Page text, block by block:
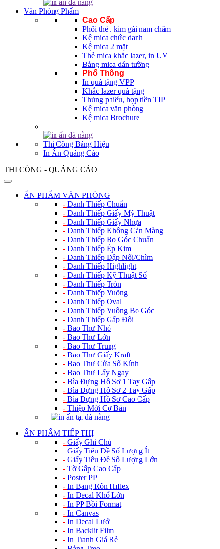
Văn Phòng Phẩm
Cao Cấp
Phôi thẻ , kim gài nam châm
Kệ mica chức danh
Kệ mica 2 mặt
Thẻ mica khắc lazer, in UV
Bảng mica dán tường
Phổ Thông
In quà tặng VPP
Khắc lazer quà tặng
Thùng phiếu, họp tiền TIP
Kệ mica văn phòng
Kệ mica Brochure
Thi Công Bảng Hiệu
In Ấn Quảng Cáo
THI CÔNG - QUẢNG CÁO
ẤN PHẨM VĂN PHÒNG
- Danh Thiếp Chuẩn
- Danh Thiếp Giấy Mỹ Thuật
- Danh Thiếp Giấy Nhựa
- Danh Thiếp Không Cán Màng
- Danh Thiếp Bo Góc Chuẩn
- Danh Thiếp Ép Kim
- Danh Thiếp Dập Nổi/Chìm
- Danh Thiếp Highlight
- Danh Thiếp Kỹ Thuật Số
- Danh Thiếp Tròn
- Danh Thiếp Vuông
- Danh Thiếp Oval
- Danh Thiếp Vuông Bo Góc
- Danh Thiếp Gấp Đôi
- Bao Thư Nhỏ
- Bao Thư Lớn
- Bao Thư Trung
- Bao Thư Giấy Kraft
- Bao Thư Cửa Sổ Kính
- Bao Thư Lấy Ngay
- Bìa Đựng Hồ Sơ 1 Tay Gấp
- Bìa Đựng Hồ Sơ 2 Tay Gấp
- Bìa Đựng Hồ Sơ Cao Cấp
- Thiệp Mời Cơ Bản
ẤN PHẨM TIẾP THỊ
- Giấy Ghi Chú
- Giấy Tiêu Đề Số Lượng Ít
- Giấy Tiêu Đề Số Lượng Lớn
- Tờ Gấp Cao Cấp
- Poster PP
- In Băng Rôn Hiflex
- In Decal Khổ Lớn
- In PP Bồi Format
- In Canvas
- In Decal Lưới
- In Backlit Film
- In Tranh Giá Rẻ